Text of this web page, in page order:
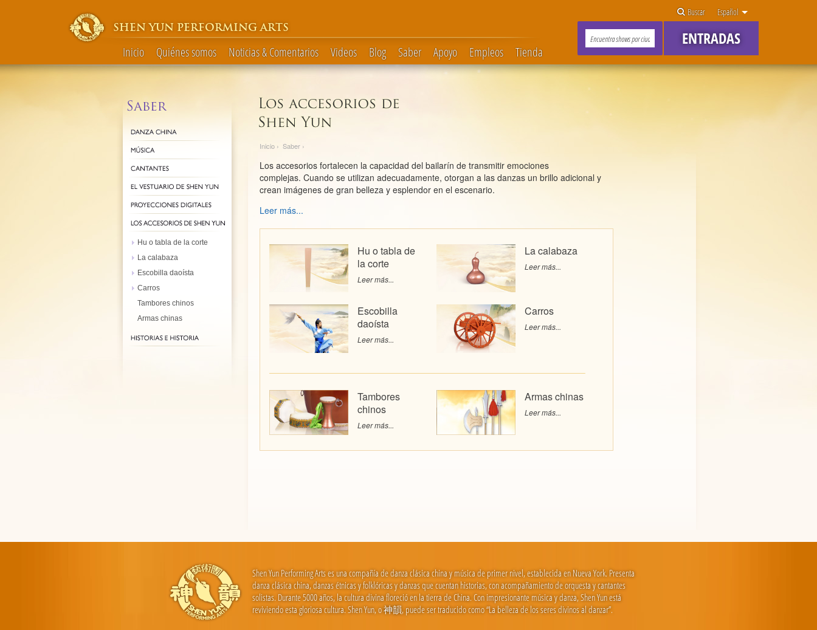
SHEN YUN PERFORMING ARTS
Inicio Quiénes somos Noticias & Comentarios Videos Blog Saber Apoyo Empleos Tienda
Español
Buscar
ENTRADAS
Hu o tabla de la corte
La calabaza
Escobilla daoísta
Carros
Tambores chinos
Armas chinas
Inicio › Saber ›
Los accesorios fortalecen la capacidad del bailarín de transmitir emociones
complejas. Cuando se utilizan adecuadamente, otorgan a las danzas un brillo adicional y
crean imágenes de gran belleza y esplendor en el escenario.
Leer más...
Hu o tabla de
la corte
Leer más...
La calabaza
Leer más...
Escobilla
daoísta
Leer más...
Carros
Leer más...
Tambores
chinos
Leer más...
Armas chinas
Leer más...
Shen Yun Performing Arts es una compañía de danza clásica china y música de primer nivel, establecida en Nueva York. Presenta
danza clásica china, danzas étnicas y folklóricas y danzas que cuentan historias, con acompañamiento de orquesta y cantantes
solistas. Durante 5000 años, la cultura divina floreció en la tierra de China. Con impresionante música y danza, Shen Yun está
reviviendo esta gloriosa cultura. Shen Yun, o 神韻, puede ser traducido como “La belleza de los seres divinos al danzar”.